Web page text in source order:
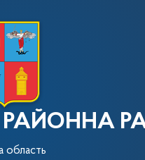
область